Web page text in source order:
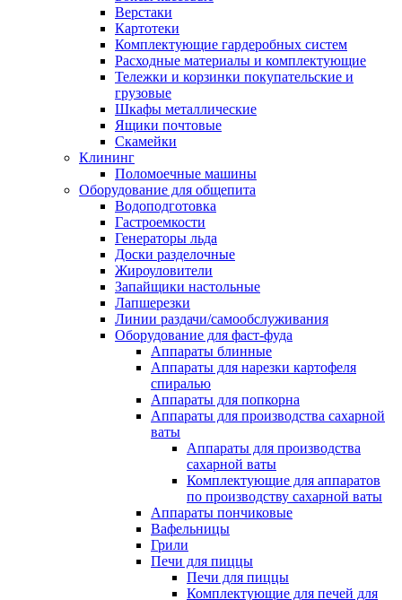
Верстаки
Картотеки
Комплектующие гардеробных систем
Расходные материалы и комплектующие
Тележки и корзинки покупательские и
грузовые
Шкафы металлические
Ящики почтовые
Скамейки
Клининг
Поломоечные машины
Оборудование для общепита
Водоподготовка
Гастроемкости
Генераторы льда
Доски разделочные
Жироуловители
Запайщики настольные
Лапшерезки
Линии раздачи/самообслуживания
Оборудование для фаст-фуда
Аппараты блинные
Аппараты для нарезки картофеля
спиралью
Аппараты для попкорна
Аппараты для производства сахарной
ваты
Аппараты для производства
сахарной ваты
Комплектующие для аппаратов
по производству сахарной ваты
Аппараты пончиковые
Вафельницы
Грили
Печи для пиццы
Печи для пиццы
Комплектующие для печей для